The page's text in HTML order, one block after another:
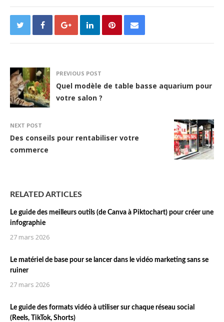
PREVIOUS POST
Quel modèle de table basse aquarium pour
votre salon ?
NEXT POST
Des conseils pour rentabiliser votre
commerce
RELATED ARTICLES
Le guide des meilleurs outils (de Canva à Piktochart) pour créer une
infographie
27 mars 2026
Le matériel de base pour se lancer dans le vidéo marketing sans se
ruiner
27 mars 2026
Le guide des formats vidéo à utiliser sur chaque réseau social
(Reels, TikTok, Shorts)